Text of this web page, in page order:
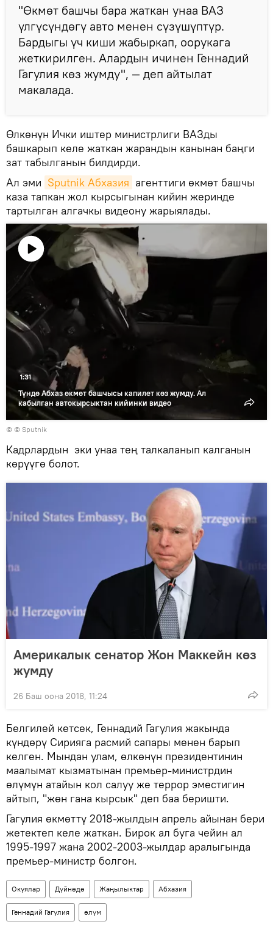
"Өкмөт башчы бара жаткан унаа ВАЗ
үлгүсүндөгү авто менен сүзүшүптүр.
Бардыгы үч киши жабыркап, оорукага
жеткирилген. Алардын ичинен Геннадий
Гагулия көз жумду", — деп айтылат
макалада.
Өлкөнүн Ички иштер министрлиги ВАЗды
башкарып келе жаткан жарандын канынан баңги
зат табылганын билдирди.
Ал эми Sputnik Абхазия агенттиги өкмөт башчы
каза тапкан жол кырсыгынан кийин жеринде
тартылган алгачкы видеону жарыялады.
Түндө Абхаз өкмөт башчысы капилет көз жумду. Ал
кабылган автокырсыктан кийинки видео
1:31
© © Sputnik
Кадрлардын эки унаа тең талкаланып калганын
көрүүгө болот.
Америкалык сенатор Жон Маккейн көз
жумду
26 Баш оона 2018, 11:24
Белгилей кетсек, Геннадий Гагулия жакында
күндөрү Сирияга расмий сапары менен барып
келген. Мындан улам, өлкөнүн президентинин
маалымат кызматынан премьер-министрдин
өлүмүн атайын кол салуу же террор эместигин
айтып, "жөн гана кырсык" деп баа беришти.
Гагулия өкмөттү 2018-жылдын апрель айынан бери
жетектеп келе жаткан. Бирок ал буга чейин ал
1995-1997 жана 2002-2003-жылдар аралыгында
премьер-министр болгон.
Окуялар Дүйнөдө Жаңылыктар Абхазия
Геннадий Гагулия өлүм